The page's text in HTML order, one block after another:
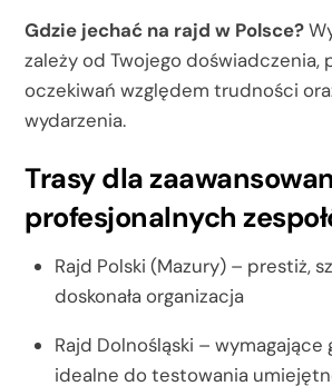
Gdzie jechać na rajd w Polsce?
zależy od Twojego doświadczenia,
oczekiwań względem trudności
wydarzenia.
Trasy dla
profesjonalnych
Rajd Polski (Mazury) – prestiż,
doskonała organizacja
Rajd Dolnośląski – wymagające
idealne do testowania